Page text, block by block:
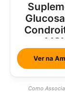
Ver na
Como